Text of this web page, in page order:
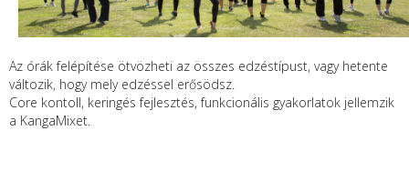
Az órák felépítése ötvözheti az összes edzéstípust, vagy hetente
változik, hogy mely edzéssel erősödsz.
Core kontoll, keringés fejlesztés, funkcionális gyakorlatok jellemzik
a KangaMixet.